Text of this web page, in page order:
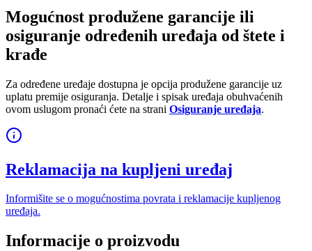
Mogućnost produžene garancije ili
osiguranje određenih uređaja od štete i
krađe
Za određene uređaje dostupna je opcija produžene garancije uz
uplatu premije osiguranja. Detalje i spisak uređaja obuhvaćenih
ovom uslugom pronaći ćete na strani Osiguranje uređaja.
Reklamacija na kupljeni uređaj
Informišite se o mogućnostima povrata i reklamacije kupljenog
uređaja.
Informacije o proizvodu